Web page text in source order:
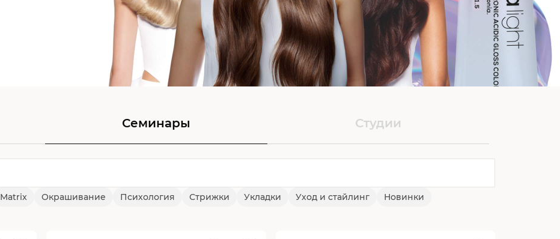
Семинары Студии
Matrix Окрашивание Психология Стрижки Укладки Уход и стайлинг
Новинки